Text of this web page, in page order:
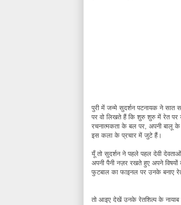
पुरी में जन्मे सुदर्शन पटनायक ने सात
पर वो लिखते हैं कि शुरु शुरु में रेत पर
रचनात्मकता के बल पर, अपनी
इस कला के प्रचार में जुटे हैं।
यूँ तो सुदर्शन ने पहले पहल देवी देवताओं
अपनी पैनी नज़र रखते हुए अपने विषयों
फुटबाल का फाइनल पर उनके बनाए
तो आइए देखें उनके रेतशिल्प के